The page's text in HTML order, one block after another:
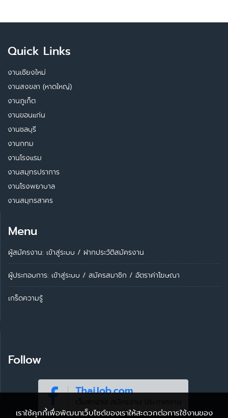
Quick Links
งานเชียงใหม่
งานสงขลา (หาดใหญ่)
งานภูเก็ต
งานขอนแก่น
งานชลบุรี
งานกทม
งานโรงแรม
งานสมุทรปราการ
งานโรงพยาบาล
งานสมุทรสาคร
Menu
ผู้สมัครงาน: เข้าสู่ระบบ / ฝากประวัติสมัครงาน
ผู้ประกอบการ: เข้าสู่ระบบ / สมัครสมาชิก / อัตราค่าโฆษณา
เกร็ดความรู้
Follow
เราใช้คุกกี้เพื่อพัฒนาเว็บไซต์ของเราให้สะดวกต่อการใช้งานของ